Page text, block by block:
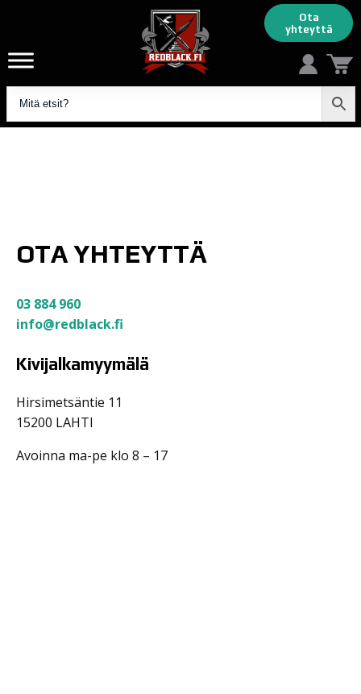
Ota
yhteyttä
OTA YHTEYTTÄ
03 884 960
info@redblack.fi
Kivijalkamyymälä
Hirsimetsäntie 11
15200 LAHTI
Avoinna ma-pe klo 8 – 17